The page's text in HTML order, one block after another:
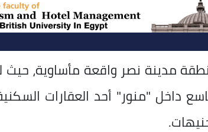
مدينة نصر واقعة مأساوية،
داخل "منور" أحد العقارات